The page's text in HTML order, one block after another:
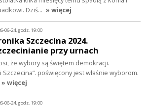
Dziś… » więcej
06-24, godz. 19:00
Szczecina 2024.
przy urnach
że wybory są świętem demokracji.
poświęcony jest właśnie wyborom.
» więcej
06-24, godz. 19:00